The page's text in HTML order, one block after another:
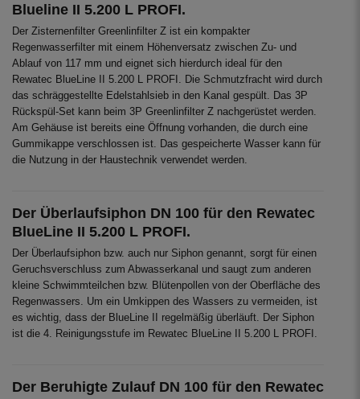
Blueline II 5.200 L PROFI.
Der Zisternenfilter Greenlinfilter Z ist ein kompakter
Regenwasserfilter mit einem Höhenversatz zwischen Zu- und
Ablauf von 117 mm und eignet sich hierdurch ideal für den
Rewatec BlueLine II 5.200 L PROFI. Die Schmutzfracht wird durch
das schräggestellte Edelstahlsieb in den Kanal gespült. Das 3P
Rückspül-Set kann beim 3P Greenlinfilter Z nachgerüstet werden.
Am Gehäuse ist bereits eine Öffnung vorhanden, die durch eine
Gummikappe verschlossen ist. Das gespeicherte Wasser kann für
die Nutzung in der Haustechnik verwendet werden.
Der Überlaufsiphon DN 100 für den Rewatec
BlueLine II 5.200 L PROFI.
Der Überlaufsiphon bzw. auch nur Siphon genannt, sorgt für einen
Geruchsverschluss zum Abwasserkanal und saugt zum anderen
kleine Schwimmteilchen bzw. Blütenpollen von der Oberfläche des
Regenwassers. Um ein Umkippen des Wassers zu vermeiden, ist
es wichtig, dass der BlueLine II regelmäßig überläuft. Der Siphon
ist die 4. Reinigungsstufe im Rewatec BlueLine II 5.200 L PROFI.
Der Beruhigte Zulauf DN 100 für den Rewatec